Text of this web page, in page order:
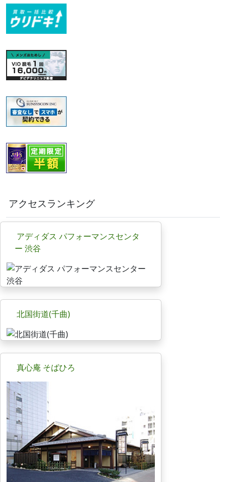
アクセスランキング
アディダス パフォーマンスセンタ
ー 渋谷
北国街道(千曲)
真心庵 そばひろ